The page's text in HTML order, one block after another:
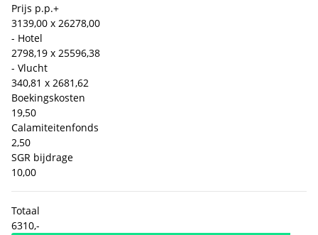
Prijs p.p.+
3139,00 x 26278,00
- Hotel
2798,19 x 25596,38
- Vlucht
340,81 x 2681,62
Boekingskosten
19,50
Calamiteitenfonds
2,50
SGR bijdrage
10,00
Totaal
6310,-